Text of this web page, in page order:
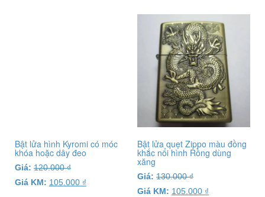
Bật lửa hình Kyromi có móc
khóa hoặc dây đeo
Giá: 120.000₫
Giá KM: 105.000 ₫
Bật lửa quẹt Zippo màu đồng
khắc nổi hình Rồng dùng
xăng
Giá: 130.000₫
Giá KM: 105.000 ₫